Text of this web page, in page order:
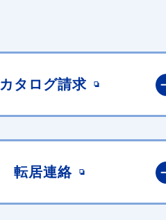
カタログ請求
転居連絡